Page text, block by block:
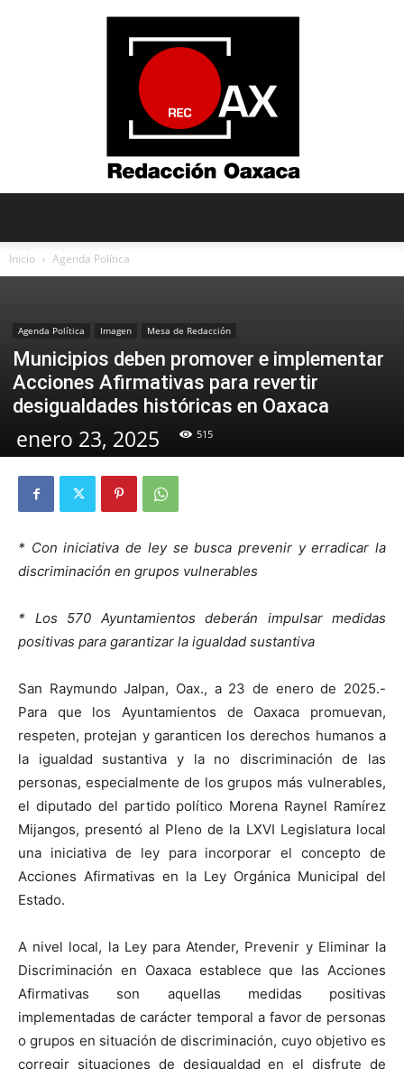
Inicio Agenda Política
Agenda Política Imagen Mesa de Redacción
Municipios deben promover e implementar
Acciones Afirmativas para revertir
desigualdades históricas en Oaxaca
enero 23, 2025 515
* Con iniciativa de ley se busca prevenir y erradicar la
discriminación en grupos vulnerables
* Los 570 Ayuntamientos deberán impulsar medidas
positivas para garantizar la igualdad sustantiva
San Raymundo Jalpan, Oax., a 23 de enero de 2025.-
Para que los Ayuntamientos de Oaxaca promuevan,
respeten, protejan y garanticen los derechos humanos a
la igualdad sustantiva y la no discriminación de las
personas, especialmente de los grupos más vulnerables,
el diputado del partido político Morena Raynel Ramírez
Mijangos, presentó al Pleno de la LXVI Legislatura local
una iniciativa de ley para incorporar el concepto de
Acciones Afirmativas en la Ley Orgánica Municipal del
Estado.
A nivel local, la Ley para Atender, Prevenir y Eliminar la
Discriminación en Oaxaca establece que las Acciones
Afirmativas son aquellas medidas positivas
implementadas de carácter temporal a favor de personas
o grupos en situación de discriminación, cuyo objetivo es
corregir situaciones de desigualdad en el disfrute de